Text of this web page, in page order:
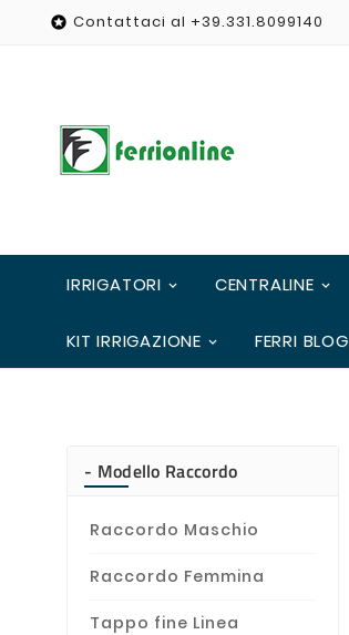
 Contattaci al +39.331.8099140
IRRIGATORI CENTRALINE
KIT IRRIGAZIONE FERRI BLOG
- Modello Raccordo
Raccordo Maschio
Raccordo Femmina
Tappo fine Linea